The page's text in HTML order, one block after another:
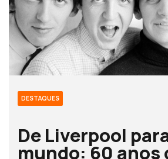
DESTAQUES
De Liverpool
mundo: 60 anos